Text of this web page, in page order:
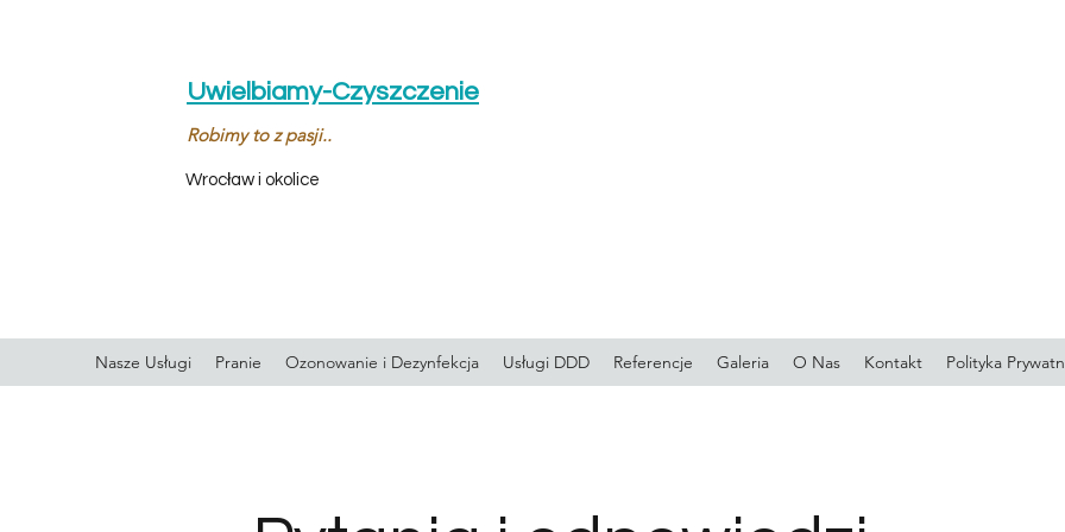
Uwielbiamy-Czyszczenie
Robimy to z pasji..
Wrocław i okolice
Nasze Usługi Pranie Ozonowanie i Dezynfekcja Usługi DDD Referencje Galeria O Nas Kontakt Polityka